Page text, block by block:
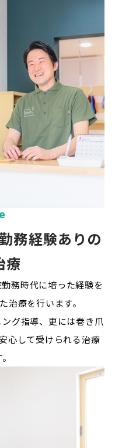
務経験ありの
療
務時代に培った経験を
治療を行います。
グ指導、更には巻き爪
心して受けられる治療